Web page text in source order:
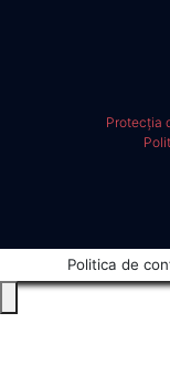
Protecția
Politica de